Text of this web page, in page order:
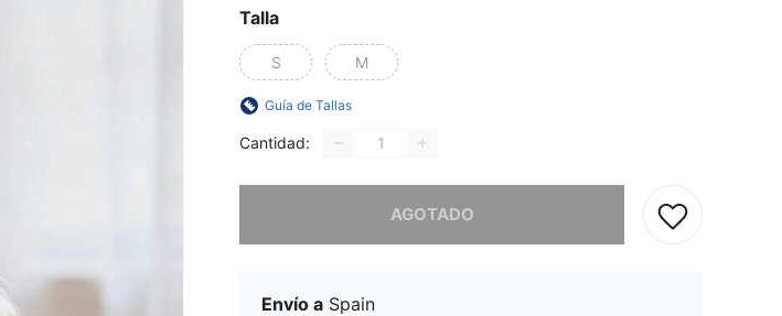
Talla
S M
Guía de Tallas
Cantidad:
AGOTADO
Envío a Spain